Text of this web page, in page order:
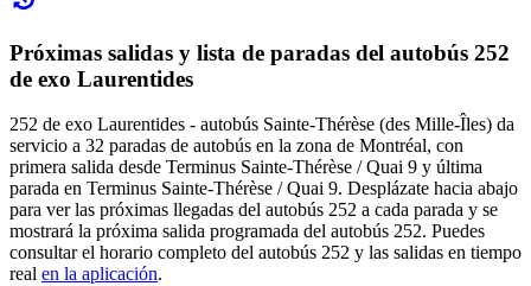
Próximas salidas y lista de paradas del autobús 252
de exo Laurentides
252 de exo Laurentides - autobús Sainte-Thérèse (des Mille-Îles) da
servicio a 32 paradas de autobús en la zona de Montréal, con
primera salida desde Terminus Sainte-Thérèse / Quai 9 y última
parada en Terminus Sainte-Thérèse / Quai 9. Desplázate hacia abajo
para ver las próximas llegadas del autobús 252 a cada parada y se
mostrará la próxima salida programada del autobús 252. Puedes
consultar el horario completo del autobús 252 y las salidas en tiempo
real en la aplicación.